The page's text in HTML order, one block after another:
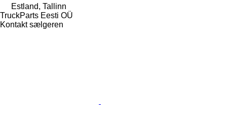
Estland, Tallinn
TruckParts Eesti OÜ
Kontakt sælgeren